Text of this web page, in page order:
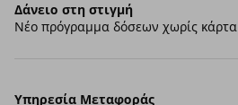
Δάνειο στη στιγμή
Νέο πρόγραμμα δόσεων χωρίς κάρτα
Υπηρεσία Μεταφοράς